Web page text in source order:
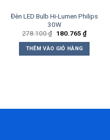
Đèn LED Bulb Hi-Lumen Philips
30W
278.100₫ Giá
là:
278.100 ₫.
180.765 ₫Giá
hiện
THÊM VÀO GIỎ HÀNG